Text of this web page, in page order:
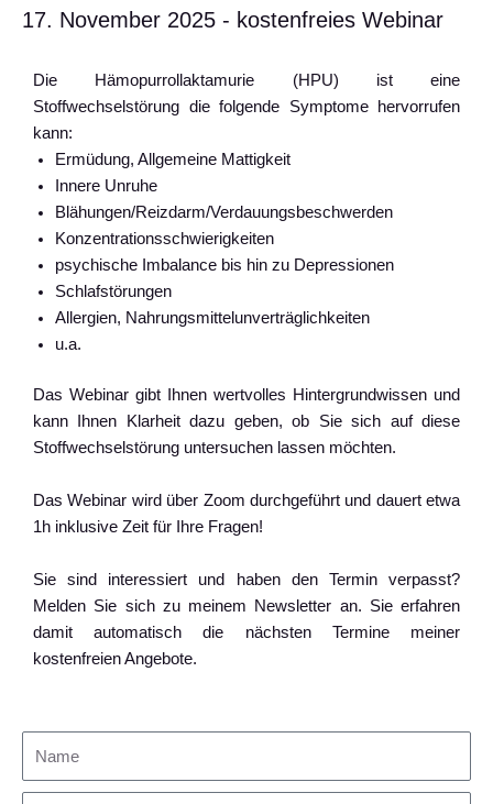
17. November 2025 - kostenfreies Webinar
Die Hämopurrollaktamurie (HPU) ist eine
Stoffwechselstörung die folgende Symptome hervorrufen
kann:
Ermüdung, Allgemeine Mattigkeit
Innere Unruhe
Blähungen/Reizdarm/Verdauungsbeschwerden
Konzentrationsschwierigkeiten
psychische Imbalance bis hin zu Depressionen
Schlafstörungen
Allergien, Nahrungsmittelunverträglichkeiten
u.a.
Das Webinar gibt Ihnen wertvolles Hintergrundwissen und
kann Ihnen Klarheit dazu geben, ob Sie sich auf diese
Stoffwechselstörung untersuchen lassen möchten.
Das Webinar wird über Zoom durchgeführt und dauert etwa
1h inklusive Zeit für Ihre Fragen!
Sie sind interessiert und haben den Termin verpasst?
Melden Sie sich zu meinem Newsletter an. Sie erfahren
damit automatisch die nächsten Termine meiner
kostenfreien Angebote.